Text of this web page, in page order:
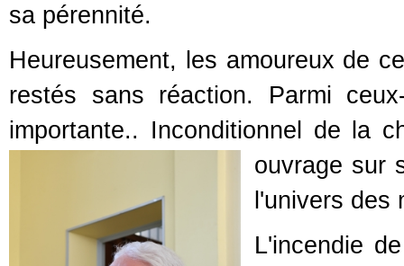
sa pérennité.
Heureusement, les amoureux de
restés sans réaction. Parmi
importante.. Inconditionnel de la
ouvrage sur
l'univers des
L'incendie